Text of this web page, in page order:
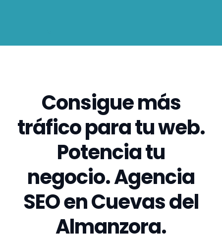
Consigue más
tráfico para tu web.
Potencia tu
negocio. Agencia
SEO en Cuevas del
Almanzora.